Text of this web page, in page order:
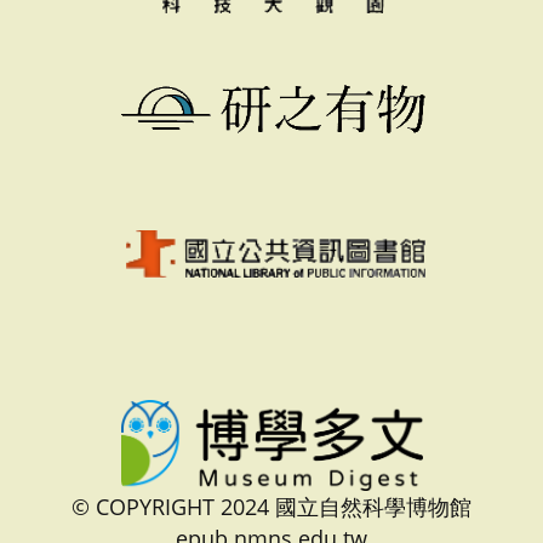
© COPYRIGHT 2024 國立自然科學博物館